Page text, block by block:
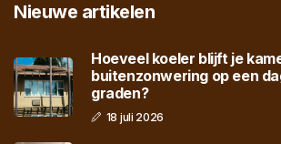
Nieuwe artikelen
Hoeveel koeler blijft je
buitenzonwering op een
graden?
18 juli 2026